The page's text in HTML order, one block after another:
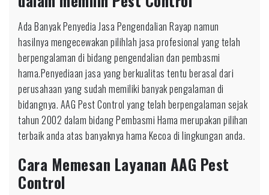
Ada Banyak Penyedia Jasa Pengendalian Rayap namun
hasilnya mengecewakan pilihlah jasa profesional yang telah
berpengalaman di bidang pengendalian dan pembasmi
hama.Penyediaan jasa yang berkualitas tentu berasal dari
perusahaan yang sudah memiliki banyak pengalaman di
bidangnya. AAG Pest Control yang telah berpengalaman sejak
tahun 2002 dalam bidang Pembasmi Hama merupakan pilihan
terbaik anda atas banyaknya hama Kecoa di lingkungan anda.
Cara Memesan Layanan AAG Pest
Control